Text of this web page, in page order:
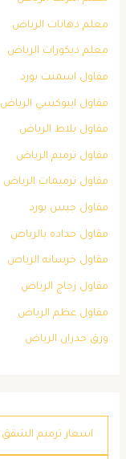
معلم دهانات الرياض
معلم ديكورات الرياض
مقاول اسمنت بورد
مقاول ايبوكسي الرياض
مقاول بلاط الرياض
مقاول ترميم الرياض
مقاول ترميمات الرياض
مقاول جبس بورد
مقاول حداده بالرياض
مقاول خرسانه الرياض
مقاول زجاج الرياض
مقاول عظم الرياض
ورق جدران الرياض
اسعار ترميم الشقق